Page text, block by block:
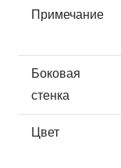
Примечание
Боковая
стенка
Цвет